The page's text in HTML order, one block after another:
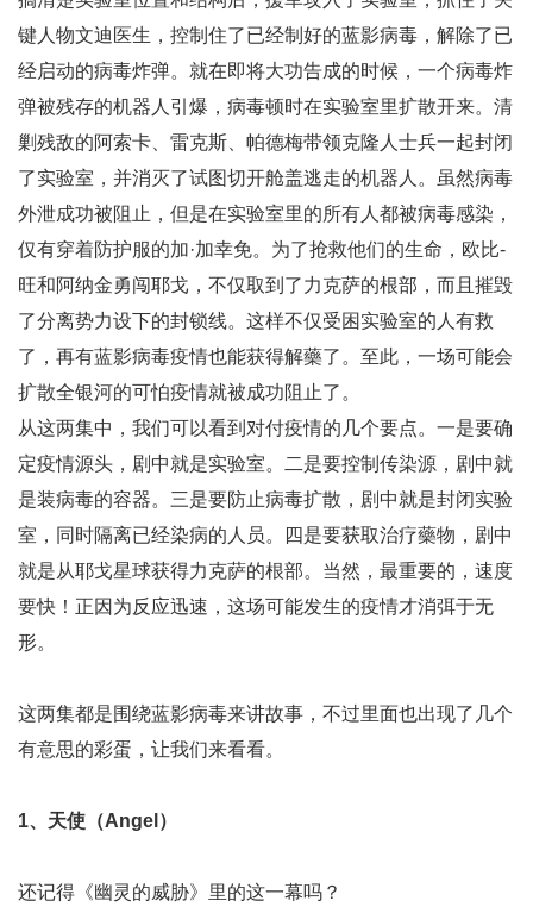
键人物文迪医生，控制住了已经制好的蓝影病毒，解除了已
经启动的病毒炸弹。就在即将大功告成的时候，一个病毒炸
弹被残存的机器人引爆，病毒顿时在实验室里扩散开来。清
剿残敌的阿索卡、雷克斯、帕德梅带领克隆人士兵一起封闭
了实验室，并消灭了试图切开舱盖逃走的机器人。虽然病毒
外泄成功被阻止，但是在实验室里的所有人都被病毒感染，
仅有穿着防护服的加·加幸免。为了抢救他们的生命，欧比-
旺和阿纳金勇闯耶戈，不仅取到了力克萨的根部，而且摧毁
了分离势力设下的封锁线。这样不仅受困实验室的人有救
了，再有蓝影病毒疫情也能获得解藥了。至此，一场可能会
扩散全银河的可怕疫情就被成功阻止了。
从这两集中，我们可以看到对付疫情的几个要点。一是要确
定疫情源头，剧中就是实验室。二是要控制传染源，剧中就
是装病毒的容器。三是要防止病毒扩散，剧中就是封闭实验
室，同时隔离已经染病的人员。四是要获取治疗藥物，剧中
就是从耶戈星球获得力克萨的根部。当然，最重要的，速度
要快！正因为反应迅速，这场可能发生的疫情才消弭于无
形。
这两集都是围绕蓝影病毒来讲故事，不过里面也出现了几个
有意思的彩蛋，让我们来看看。
1、天使（Angel）
还记得《幽灵的威胁》里的这一幕吗？